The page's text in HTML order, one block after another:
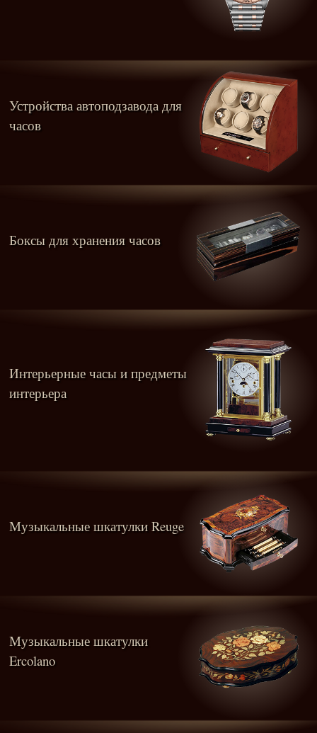
Устройства автоподзавода для
часов
Боксы для хранения часов
Интерьерные часы и предметы
интерьера
Музыкальные шкатулки Reuge
Музыкальные шкатулки
Ercolano